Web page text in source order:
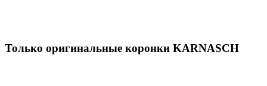
Только оригинальные коронки KARNASCH